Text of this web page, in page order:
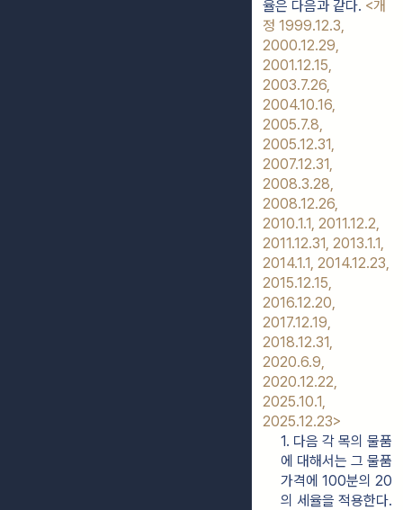
율은 다음과 같다. <개
정 1999.12.3,
2000.12.29,
2001.12.15,
2003.7.26,
2004.10.16,
2005.7.8,
2005.12.31,
2007.12.31,
2008.3.28,
2008.12.26,
2010.1.1, 2011.12.2,
2011.12.31, 2013.1.1,
2014.1.1, 2014.12.23,
2015.12.15,
2016.12.20,
2017.12.19,
2018.12.31,
2020.6.9,
2020.12.22,
2025.10.1,
2025.12.23>
1. 다음 각 목의 물품
에 대해서는 그 물품
가격에 100분의 20
의 세율을 적용한다.